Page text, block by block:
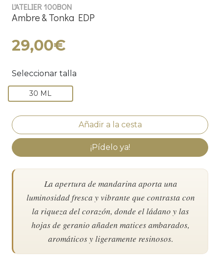
L'ATELIER 100BON
Ambre & Tonka EDP
29,00€
Seleccionar talla
30 ML
¡Pídelo ya!
La apertura de mandarina aporta una
luminosidad fresca y vibrante que contrasta con
la riqueza del corazón, donde el ládano y las
hojas de geranio añaden matices ambarados,
aromáticos y ligeramente resinosos.